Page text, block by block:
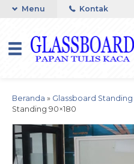
Menu Kontak
Beranda » Glassboard Standing
Standing 90×180